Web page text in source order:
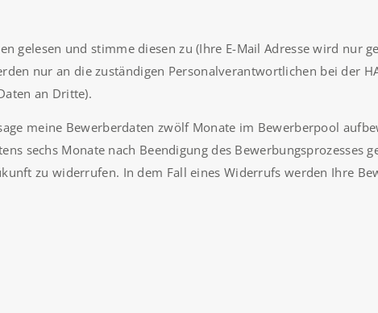
gelesen und stimme diesen zu (Ihre E-Mail Adresse wird nur
nur an die zuständigen Personalverantwortlichen bei der
an Dritte).
meine Bewerberdaten zwölf Monate im Bewerberpool
sechs Monate nach Beendigung des Bewerbungsprozesses
zu widerrufen. In dem Fall eines Widerrufs werden Ihre